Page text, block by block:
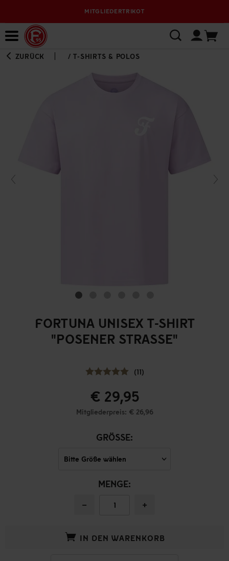
MITGLIEDERTRIKOT
ZURÜCK /T-SHIRTS & POLOS
FORTUNA UNISEX T-SHIRT
"POSENER STRASSE"
(11)
€ 29,95
Mitgliederpreis: € 26,96
GRÖSSE:
MENGE:
− +
IN DEN WARENKORB